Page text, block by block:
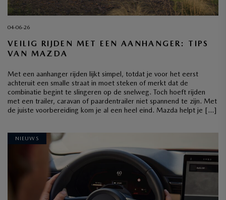
04-06-26
VEILIG RIJDEN MET EEN AANHANGER: TIPS
VAN MAZDA
Met een aanhanger rijden lijkt simpel, totdat je voor het eerst
achteruit een smalle straat in moet steken of merkt dat de
combinatie begint te slingeren op de snelweg. Toch hoeft rijden
met een trailer, caravan of paardentrailer niet spannend te zijn. Met
de juiste voorbereiding kom je al een heel eind. Mazda helpt je […]
NIEUWS